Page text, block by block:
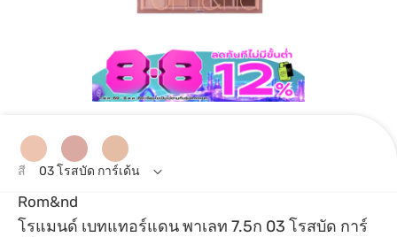
Rom&nd
โรแมนด์ เบทแทอร์แดน พาเลท 7.5ก 03 โรสบัด การ์
สี 03 โรสบัด การ์เด้น